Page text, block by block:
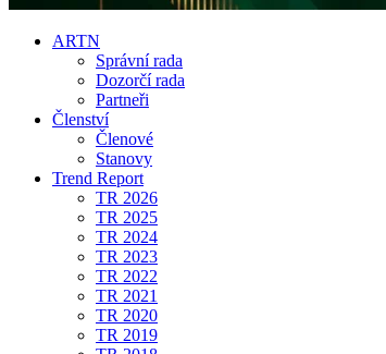
ARTN
Správní rada
Dozorčí rada
Partneři
Členství
Členové
Stanovy
Trend Report
TR 2026
TR 2025
TR 2024
TR 2023
TR 2022
TR 2021
TR 2020
TR 2019